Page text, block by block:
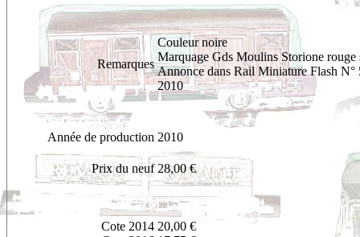
Remarques
Couleur noire
Marquage Gds Moulins Storione rouge
Annonce dans Rail Miniature Flash N°
2010
Année de production 2010
Prix du neuf 28,00 €
Cote 2014 20,00 €